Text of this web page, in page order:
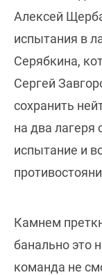
Алексей
испытания в
Серябкина,
Сергей
сохранить
на два
испытание и
Камнем
банально это
команда не